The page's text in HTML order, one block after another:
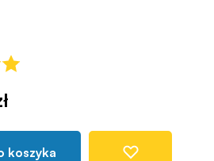
koszyka